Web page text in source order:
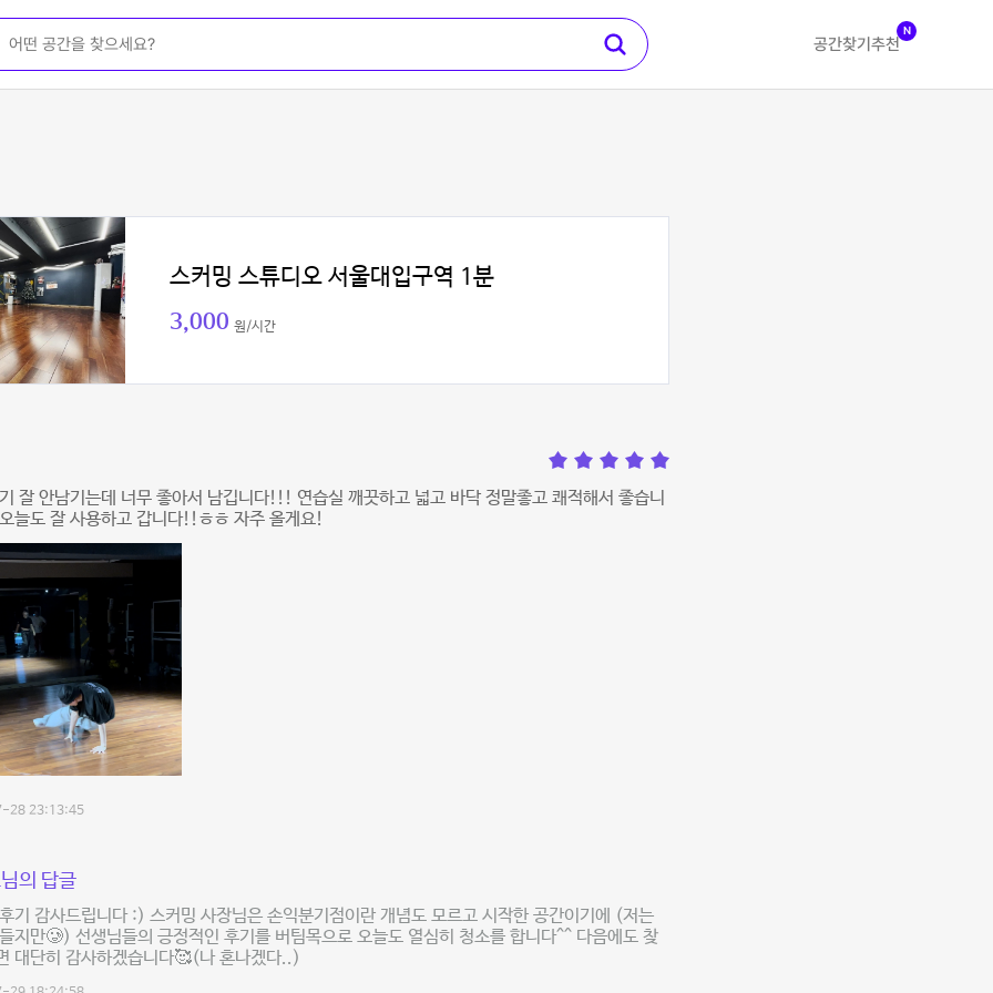
공간찾기 추천
N
스커밍 스튜디오 서울대입구역 1분
3,000 원/시간
잘 안남기는데 너무 좋아서 남깁니다!!! 연습실 깨끗하고 넓고 바닥 정말좋고 쾌적해서 좋습니
도 잘 사용하고 갑니다!!ㅎㅎ 자주 올게요!
28 23:13:45
의 답글
기 감사드립니다 :) 스커밍 사장님은 손익분기점이란 개념도 모르고 시작한 공간이기에 (저는
지만🥲) 선생님들의 긍정적인 후기를 버팀목으로 오늘도 열심히 청소를 합니다^^ 다음에도 찾
대단히 감사하겠습니다🥰(나 혼나겠다..)